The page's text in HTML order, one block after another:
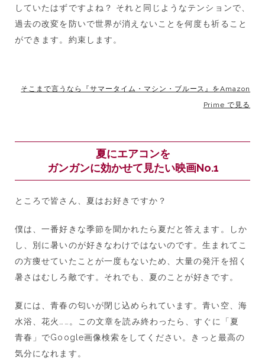
していたはずですよね？ それと同じようなテンションで、
過去の改変を防いで世界が消えないことを何度も祈ること
ができます。約束します。
そこまで言うなら『サマータイム・マシン・ブルース』をAmazon
Prime で見る
夏にエアコンを
ガンガンに効かせて見たい映画No.1
ところで皆さん、夏はお好きですか？
僕は、一番好きな季節を聞かれたら夏だと答えます。しか
し、別に暑いのが好きなわけではないのです。生まれてこ
の方痩せていたことが一度もないため、大量の発汗を招く
暑さはむしろ敵です。それでも、夏のことが好きです。
夏には、青春の匂いが閉じ込められています。青い空、海
水浴、花火……。この文章を読み終わったら、すぐに「夏
青春」でGoogle画像検索をしてください。きっと最高の
気分になれます。